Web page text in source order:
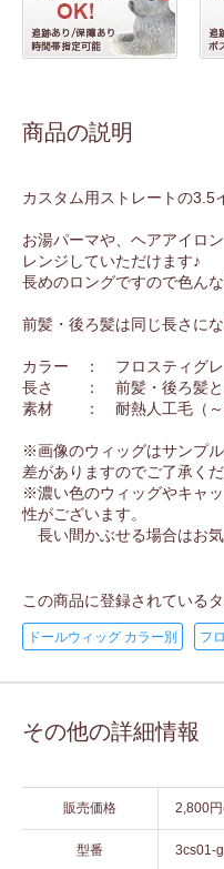
商品の説明
カスタム用ストレートの3.5
お湯パーマや、ヘアアイロ
レンジしていただけます♪
長めのロングですので色ん
前髪・後ろ髪は同じ長さにな
カラー ： フロスティグレ
長さ ： 前髪・後ろ髪と
素材 ： 耐熱人工毛（～
※画像のウィッグはサンプ
差がありますのでご了承くだ
※濃い色のウィッグやキャ
性がございます。
長い間かぶせる場合はお気
この商品に登録されている
ドールウィッグ カラー別 フ
その他の詳細情報
販売価格 2,800
型番 3cs01-